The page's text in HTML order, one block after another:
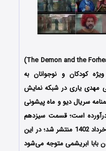
(The Demon and the Forhead Moon)
کودکان و نوجوانان به
مهدی یاری در شبکه نمایش
1401 است؛ فیلمنامه سریال دیو و ماه پیشونی
است؛ قسمت سیزدهم
سریال دیو و ماه پیشونی سه‌شنبه 9 خرداد 1402 منتشر شد؛ در این
بابا ابریشمی متوجه می‌شود